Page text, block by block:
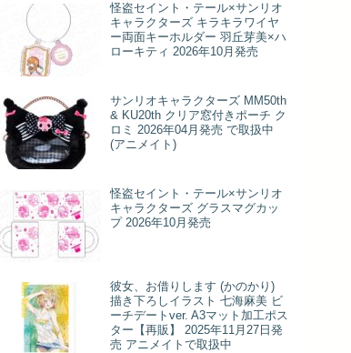
怪盗セイント・テール×サンリオ
キャラクターズ キラキラワイヤ
ー両面キーホルダー 羽丘芽美×ハ
ローキティ 2026年10月発売
サンリオキャラクターズ MM50th
& KU20th クリア窓付きポーチ ク
ロミ 2026年04月発売 で取扱中
(アニメイト)
怪盗セイント・テール×サンリオ
キャラクターズ グラスマグカッ
プ 2026年10月発売
彼女、お借りします (かのかり)
描き下ろしイラスト 七海麻美 ビ
ーチデートver. A3マット加工ポス
ター【再販】 2025年11月27日発
売 アニメイトで取扱中